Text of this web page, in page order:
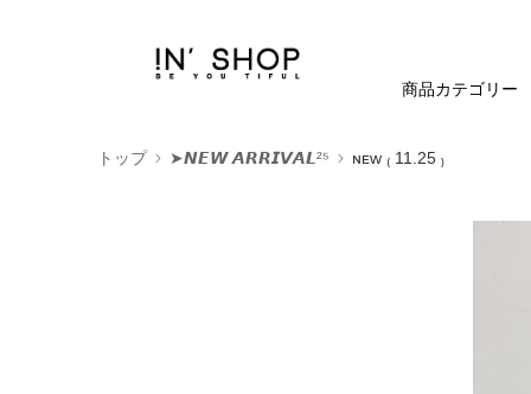
商品カテゴリー
トップ ➤𝙉𝙀𝙒 𝘼𝙍𝙍𝙄𝙑𝘼𝙇²⁵ ɴᴇᴡ ₍ 11.25 ₎